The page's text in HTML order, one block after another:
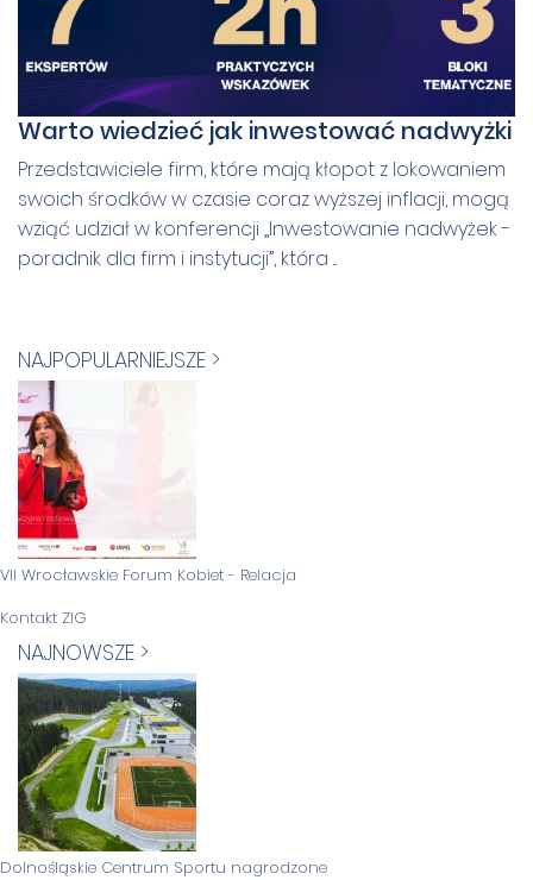
Warto wiedzieć jak inwestować nadwyżki
Przedstawiciele firm, które mają kłopot z lokowaniem
swoich środków w czasie coraz wyższej inflacji, mogą
wziąć udział w konferencji „Inwestowanie nadwyżek -
poradnik dla firm i instytucji”, która ...
NAJPOPULARNIEJSZE >
VII Wrocławskie Forum Kobiet - Relacja
Kontakt ZIG
NAJNOWSZE >
Dolnośląskie Centrum Sportu nagrodzone